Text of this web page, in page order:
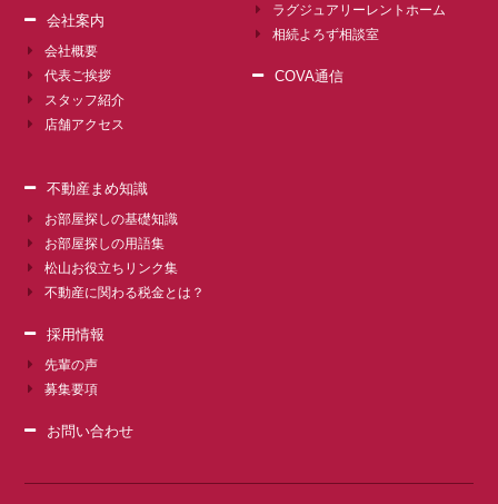
会社案内
会社概要
代表ご挨拶
スタッフ紹介
店舗アクセス
ラグジュアリーレントホーム
相続よろず相談室
COVA通信
不動産まめ知識
お部屋探しの基礎知識
お部屋探しの用語集
松山お役立ちリンク集
不動産に関わる税金とは？
採用情報
先輩の声
募集要項
お問い合わせ